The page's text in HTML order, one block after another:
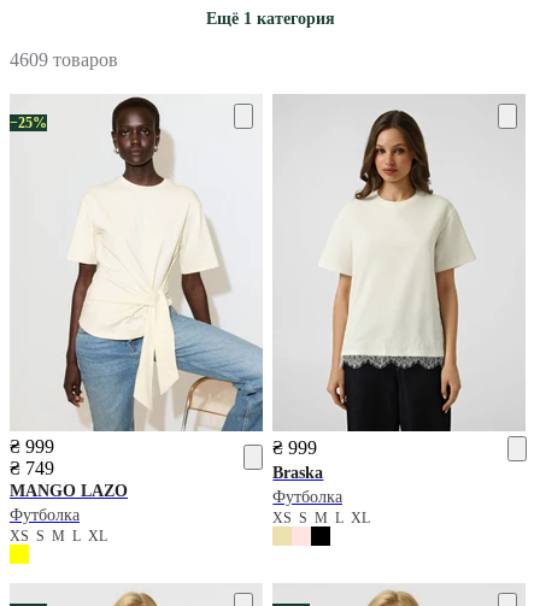
Ещё 1 категория
4609 товаров
−25%
₴ 999
₴ 749
MANGO LAZO
Футболка
XS S M L XL
₴ 999
Braska
Футболка
XSSMLXL